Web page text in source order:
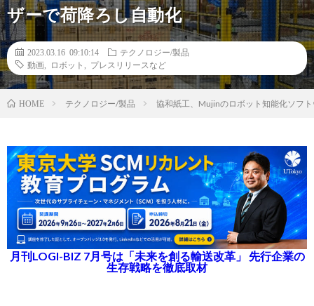
ザーで荷降ろし自動化
2023.03.16 09:10:14
テクノロジー/製品
動画
ロボット プレスリリースなど
HOME テクノロジー/製品 協和紙工、Mujinのロボット知能化ソフ
月刊LOGI-BIZ 7月号は「未来を創る輸送改革」 先行企業の
生存戦略を徹底取材